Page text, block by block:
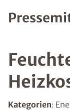
Kategorien: